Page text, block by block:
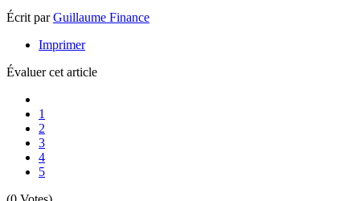
Écrit parGuillaume Finance
Imprimer
Évaluer cet article
1
2
3
4
5